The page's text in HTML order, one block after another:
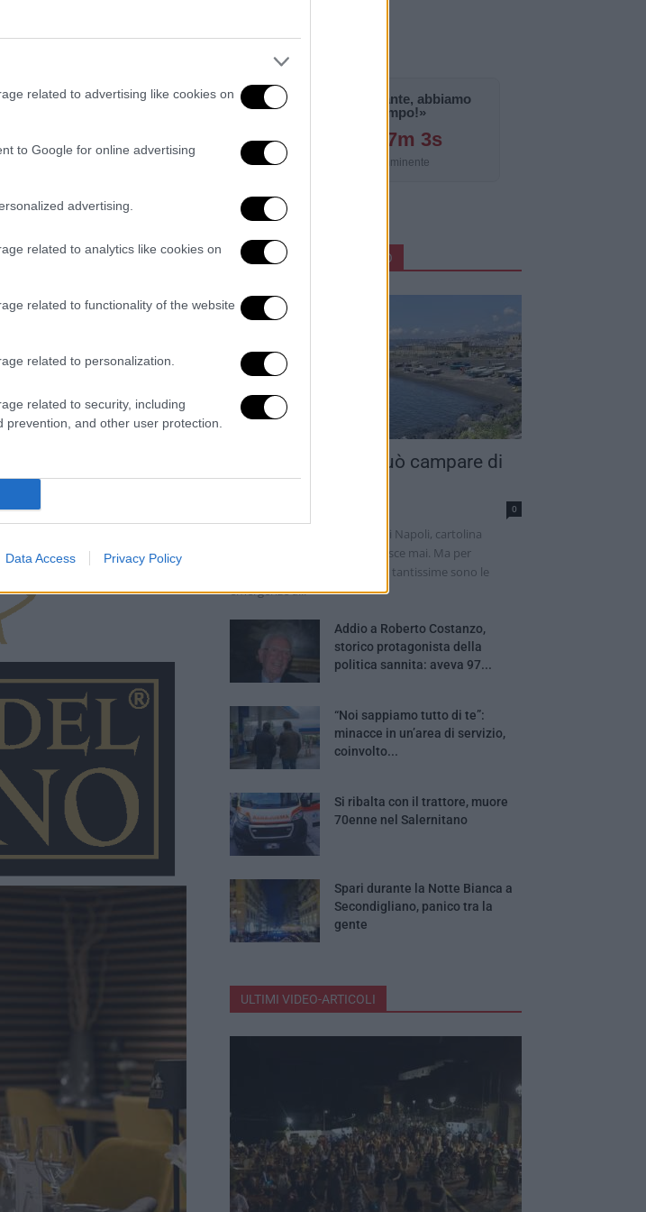
related to advertising like cookies on
to Google for online advertising
advertising.
related to analytics like cookies on
related to functionality of the website
related to personalization.
related to security, including
and other user protection.
Data Access Privacy Policy
«La notizia è importante, abbiamo
bisogno di tempo!»
124g 14h 37m 2s
Aggiornamento imminente
ARTICOLI IN PRIMO PIANO
Fino a quando si può campare di
sola bellezza?
0
I turisti premiano la bellezza di Napoli, cartolina
internazionale che non ingiallisce mai. Ma per
diventare capitale del turismo tantissime sono le
emergenze a...
Addio a Roberto Costanzo,
storico protagonista della
politica sannita: aveva 97...
“Noi sappiamo tutto di te”:
minacce in un’area di servizio,
coinvolto...
Si ribalta con il trattore, muore
70enne nel Salernitano
Spari durante la Notte Bianca a
Secondigliano, panico tra la
gente
ULTIMI VIDEO-ARTICOLI